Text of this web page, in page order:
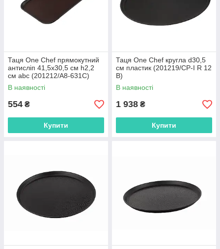
Таця One Chef прямокутний
антисліп 41,5х30,5 см h2,2
см abc (201212/A8-631C)
В наявності
554 ₴
Купити
Таця One Chef кругла d30,5
см пластик (201219/CP-I R 12
B)
В наявності
1 938 ₴
Купити